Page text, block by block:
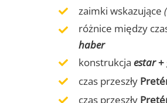
zaimki wskazujące
różnice między
haber
konstrukcjaestar+
czas przeszły
czas przeszły